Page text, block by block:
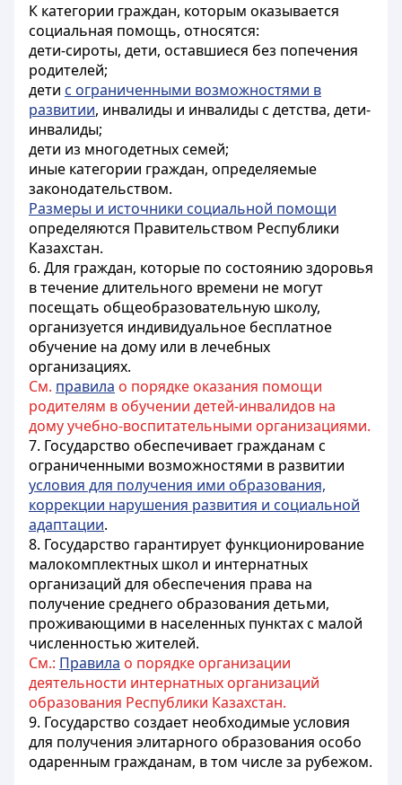
К категории граждан, которым оказывается
социальная помощь, относятся:
дети-сироты, дети, оставшиеся без попечения
родителей;
дети с ограниченными возможностями в
развитии, инвалиды и инвалиды с детства, дети-
инвалиды;
дети из многодетных семей;
иные категории граждан, определяемые
законодательством.
Размеры и источники социальной помощи
определяются Правительством Республики
Казахстан.
6. Для граждан, которые по состоянию здоровья
в течение длительного времени не могут
посещать общеобразовательную школу,
организуется индивидуальное бесплатное
обучение на дому или в лечебных
организациях.
См. правила о порядке оказания помощи
родителям в обучении детей-инвалидов на
дому учебно-воспитательными организациями.
7. Государство обеспечивает гражданам с
ограниченными возможностями в развитии
условия для получения ими образования,
коррекции нарушения развития и социальной
адаптации.
8. Государство гарантирует функционирование
малокомплектных школ и интернатных
организаций для обеспечения права на
получение среднего образования детьми,
проживающими в населенных пунктах с малой
численностью жителей.
См.: Правила о порядке организации
деятельности интернатных организаций
образования Республики Казахстан.
9. Государство создает необходимые условия
для получения элитарного образования особо
одаренным гражданам, в том числе за рубежом.